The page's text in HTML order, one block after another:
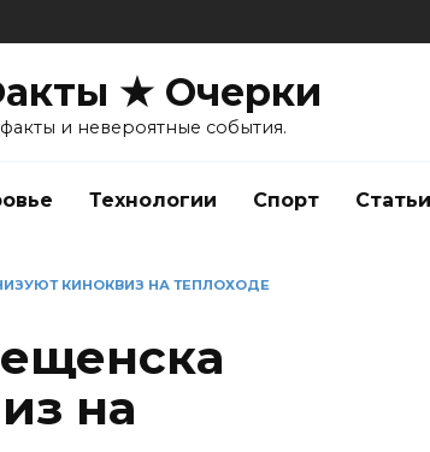
★ Очерки
и невероятные события.
Технологии Спорт Статьи
КИНОКВИЗ НА ТЕПЛОХОДЕ
на